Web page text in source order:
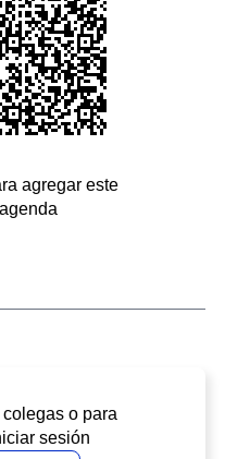
agregar este
o para
sesión